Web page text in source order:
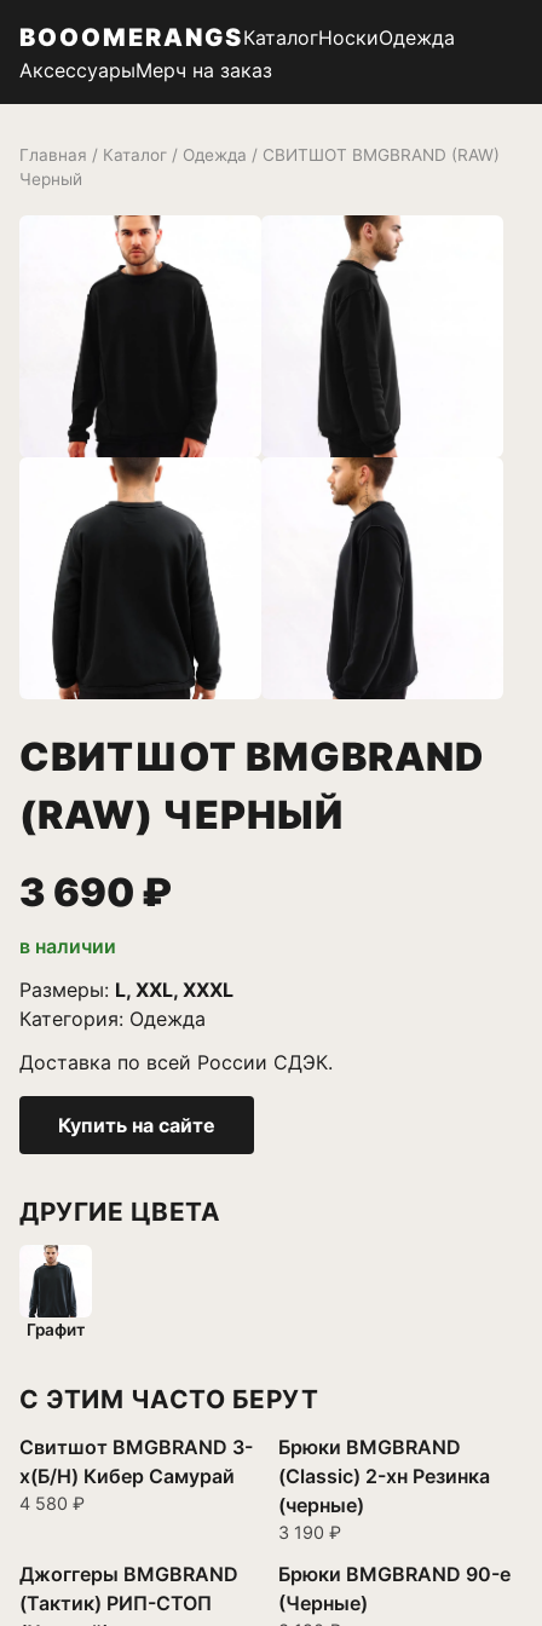
BOOOMERANGSКаталогНоскиОдежда
АксессуарыМерч на заказ
Главная / Каталог / Одежда / СВИТШОТ BMGBRAND (RAW)
Черный
СВИТШОТ BMGBRAND
(RAW) ЧЕРНЫЙ
3 690 ₽
в наличии
Размеры: L, XXL, XXXL
Категория: Одежда
Доставка по всей России СДЭК.
Купить на сайте
ДРУГИЕ ЦВЕТА
Графит
С ЭТИМ ЧАСТО БЕРУТ
Свитшот BMGBRAND 3-
х(Б/Н) Кибер Самурай
4 580 ₽
Брюки BMGBRAND
(Classic) 2-хн Резинка
(черные)
3 190 ₽
Джоггеры BMGBRAND
(Тактик) РИП-СТОП
Брюки BMGBRAND 90-е
(Черные)